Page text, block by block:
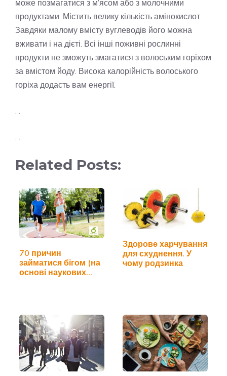
може позмагатися з м’ясом або з молочними
продуктами. Містить велику кількість амінокислот.
Завдяки малому вмісту вуглеводів його можна
вживати і на дієті. Всі інші поживні рослинні
продукти не зможуть змагатися з волоським горіхом
за вмістом йоду. Висока калорійність волоського
горіха додасть вам енергії.
Related Posts:
70 причин
займатися бігом (на
основі наукових
Здорове харчування
для схуднення. У
чому родзинка